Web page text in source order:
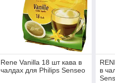
Rene Vanilla 18 шт кава в
чалдах для Philips Senseo
в